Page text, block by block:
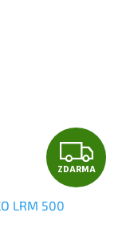
Z
D
ZDARMA
LRM 500